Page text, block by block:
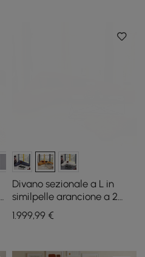
Divano sezionale a L in
similpelle arancione a 2
pezzi
1.999,99€